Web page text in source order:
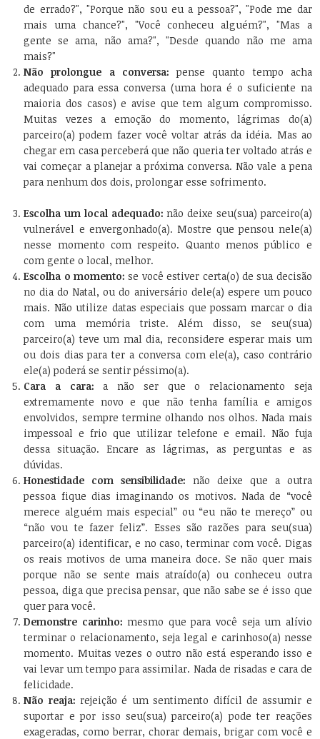
de errado?", "Porque não sou eu a pessoa?", "Pode me dar
mais uma chance?", "Você conheceu alguém?", "Mas a
gente se ama, não ama?", "Desde quando não me ama
mais?"
Não prolongue a conversa:pense quanto tempo acha
adequado para essa conversa (uma hora é o suficiente na
maioria dos casos) e avise que tem algum compromisso.
Muitas vezes a emoção do momento, lágrimas do(a)
parceiro(a) podem fazer você voltar atrás da idéia. Mas ao
chegar em casa perceberá que não queria ter voltado atrás e
vai começar a planejar a próxima conversa. Não vale a pena
para nenhum dos dois, prolongar esse sofrimento.
Escolha um local adequado:não deixe seu(sua) parceiro(a)
vulnerável e envergonhado(a). Mostre que pensou nele(a)
nesse momento com respeito. Quanto menos público e
com gente o local, melhor.
Escolha o momento:se você estiver certa(o) de sua decisão
no dia do Natal, ou do aniversário dele(a) espere um pouco
mais. Não utilize datas especiais que possam marcar o dia
com uma memória triste. Além disso, se seu(sua)
parceiro(a) teve um mal dia, reconsidere esperar mais um
ou dois dias para ter a conversa com ele(a), caso contrário
ele(a) poderá se sentir péssimo(a).
Cara a cara: a não ser que o relacionamento seja
extremamente novo e que não tenha família e amigos
envolvidos, sempre termine olhando nos olhos. Nada mais
impessoal e frio que utilizar telefone e email. Não fuja
dessa situação. Encare as lágrimas, as perguntas e as
dúvidas.
Honestidade com sensibilidade: não deixe que a outra
pessoa fique dias imaginando os motivos. Nada de “você
merece alguém mais especial” ou “eu não te mereço” ou
“não vou te fazer feliz”. Esses são razões para seu(sua)
parceiro(a) identificar, e no caso, terminar com você. Digas
os reais motivos de uma maneira doce. Se não quer mais
porque não se sente mais atraído(a) ou conheceu outra
pessoa, diga que precisa pensar, que não sabe se é isso que
quer para você.
Demonstre carinho: mesmo que para você seja um alívio
terminar o relacionamento, seja legal e carinhoso(a) nesse
momento. Muitas vezes o outro não está esperando isso e
vai levar um tempo para assimilar. Nada de risadas e cara de
felicidade.
Não reaja: rejeição é um sentimento difícil de assumir e
suportar e por isso seu(sua) parceiro(a) pode ter reações
exageradas, como berrar, chorar demais, brigar com você e